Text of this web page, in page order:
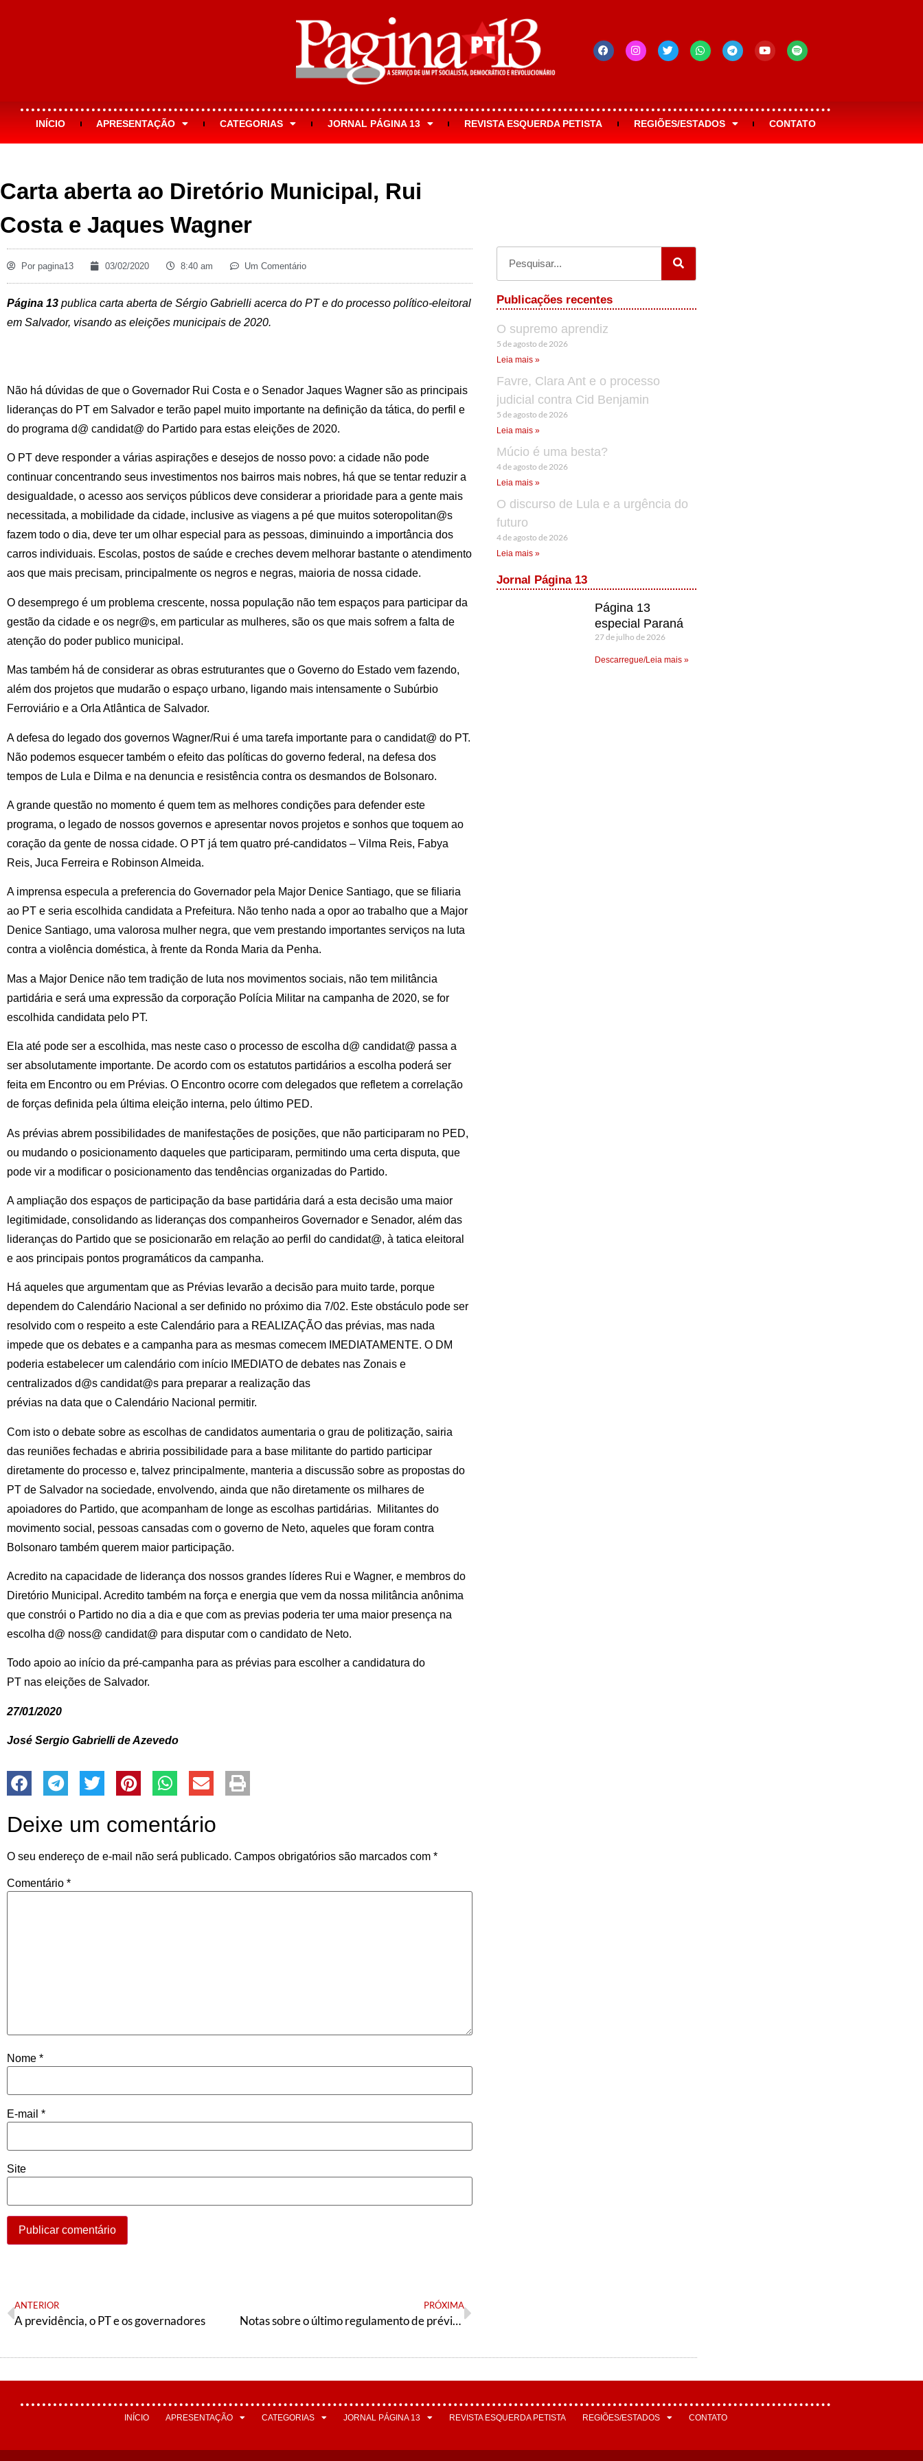
INÍCIO APRESENTAÇÃO CATEGORIAS JORNAL PÁGINA 13 REVISTA ESQUERDA PETISTA REGIÕES/ESTADOS CONTATO
Carta aberta ao Diretório Municipal, Rui
Costa e Jaques Wagner
Por pagina13 03/02/2020 8:40 am Um Comentário
Página 13 publica carta aberta de Sérgio Gabrielli acerca do PT e do processo político-eleitoral
em Salvador, visando as eleições municipais de 2020.
Não há dúvidas de que o Governador Rui Costa e o Senador Jaques Wagner são as principais
lideranças do PT em Salvador e terão papel muito importante na definição da tática, do perfil e
do programa d@ candidat@ do Partido para estas eleições de 2020.
O PT deve responder a várias aspirações e desejos de nosso povo: a cidade não pode
continuar concentrando seus investimentos nos bairros mais nobres, há que se tentar reduzir a
desigualdade, o acesso aos serviços públicos deve considerar a prioridade para a gente mais
necessitada, a mobilidade da cidade, inclusive as viagens a pé que muitos soteropolitan@s
fazem todo o dia, deve ter um olhar especial para as pessoas, diminuindo a importância dos
carros individuais. Escolas, postos de saúde e creches devem melhorar bastante o atendimento
aos que mais precisam, principalmente os negros e negras, maioria de nossa cidade.
O desemprego é um problema crescente, nossa população não tem espaços para participar da
gestão da cidade e os negr@s, em particular as mulheres, são os que mais sofrem a falta de
atenção do poder publico municipal.
Mas também há de considerar as obras estruturantes que o Governo do Estado vem fazendo,
além dos projetos que mudarão o espaço urbano, ligando mais intensamente o Subúrbio
Ferroviário e a Orla Atlântica de Salvador.
A defesa do legado dos governos Wagner/Rui é uma tarefa importante para o candidat@ do PT.
Não podemos esquecer também o efeito das políticas do governo federal, na defesa dos
tempos de Lula e Dilma e na denuncia e resistência contra os desmandos de Bolsonaro.
A grande questão no momento é quem tem as melhores condições para defender este
programa, o legado de nossos governos e apresentar novos projetos e sonhos que toquem ao
coração da gente de nossa cidade. O PT já tem quatro pré-candidatos – Vilma Reis, Fabya
Reis, Juca Ferreira e Robinson Almeida.
A imprensa especula a preferencia do Governador pela Major Denice Santiago, que se filiaria
ao PT e seria escolhida candidata a Prefeitura. Não tenho nada a opor ao trabalho que a Major
Denice Santiago, uma valorosa mulher negra, que vem prestando importantes serviços na luta
contra a violência doméstica, à frente da Ronda Maria da Penha.
Mas a Major Denice não tem tradição de luta nos movimentos sociais, não tem militância
partidária e será uma expressão da corporação Polícia Militar na campanha de 2020, se for
escolhida candidata pelo PT.
Ela até pode ser a escolhida, mas neste caso o processo de escolha d@ candidat@ passa a
ser absolutamente importante. De acordo com os estatutos partidários a escolha poderá ser
feita em Encontro ou em Prévias. O Encontro ocorre com delegados que refletem a correlação
de forças definida pela última eleição interna, pelo último PED.
As prévias abrem possibilidades de manifestações de posições, que não participaram no PED,
ou mudando o posicionamento daqueles que participaram, permitindo uma certa disputa, que
pode vir a modificar o posicionamento das tendências organizadas do Partido.
A ampliação dos espaços de participação da base partidária dará a esta decisão uma maior
legitimidade, consolidando as lideranças dos companheiros Governador e Senador, além das
lideranças do Partido que se posicionarão em relação ao perfil do candidat@, à tatica eleitoral
e aos principais pontos programáticos da campanha.
Há aqueles que argumentam que as Prévias levarão a decisão para muito tarde, porque
dependem do Calendário Nacional a ser definido no próximo dia 7/02. Este obstáculo pode ser
resolvido com o respeito a este Calendário para a REALIZAÇÃO das prévias, mas nada
impede que os debates e a campanha para as mesmas comecem IMEDIATAMENTE. O DM
poderia estabelecer um calendário com início IMEDIATO de debates nas Zonais e
centralizados d@s candidat@s para preparar a realização das
prévias na data que o Calendário Nacional permitir.
Com isto o debate sobre as escolhas de candidatos aumentaria o grau de politização, sairia
das reuniões fechadas e abriria possibilidade para a base militante do partido participar
diretamente do processo e, talvez principalmente, manteria a discussão sobre as propostas do
PT de Salvador na sociedade, envolvendo, ainda que não diretamente os milhares de
apoiadores do Partido, que acompanham de longe as escolhas partidárias. Militantes do
movimento social, pessoas cansadas com o governo de Neto, aqueles que foram contra
Bolsonaro também querem maior participação.
Acredito na capacidade de liderança dos nossos grandes líderes Rui e Wagner, e membros do
Diretório Municipal. Acredito também na força e energia que vem da nossa militância anônima
que constrói o Partido no dia a dia e que com as previas poderia ter uma maior presença na
escolha d@ noss@ candidat@ para disputar com o candidato de Neto.
Todo apoio ao início da pré-campanha para as prévias para escolher a candidatura do
PT nas eleições de Salvador.
27/01/2020
José Sergio Gabrielli de Azevedo
Deixe um comentário
O seu endereço de e-mail não será publicado. Campos obrigatórios são marcados com *
Comentário *
Nome *
E-mail *
Site
ANTERIOR
A previdência, o PT e os governadores
PRÓXIMA
Notas sobre o último regulamento de prévias e encontros
Publicações recentes
O supremo aprendiz
5 de agosto de 2026
Leia mais »
Favre, Clara Ant e o processo
judicial contra Cid Benjamin
5 de agosto de 2026
Leia mais »
Múcio é uma besta?
4 de agosto de 2026
Leia mais »
O discurso de Lula e a urgência do
futuro
4 de agosto de 2026
Leia mais »
Jornal Página 13
Página 13
especial Paraná
27 de julho de 2026
Descarregue/Leia mais »
INÍCIO APRESENTAÇÃO CATEGORIAS JORNAL PÁGINA 13 REVISTA ESQUERDA PETISTA REGIÕES/ESTADOS CONTATO